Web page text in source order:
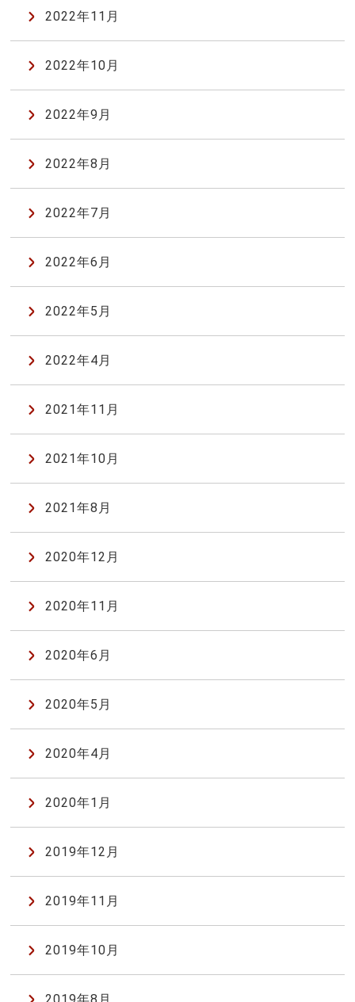
2022年11月
2022年10月
2022年9月
2022年8月
2022年7月
2022年6月
2022年5月
2022年4月
2021年11月
2021年10月
2021年8月
2020年12月
2020年11月
2020年6月
2020年5月
2020年4月
2020年1月
2019年12月
2019年11月
2019年10月